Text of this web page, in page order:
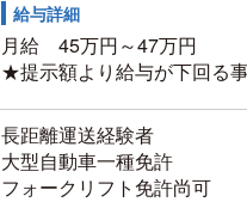
給与詳細
月給 45万円～47万円
★提示額より給与が下回る
長距離運送経験者
大型自動車一種免許
フォークリフト免許尚可